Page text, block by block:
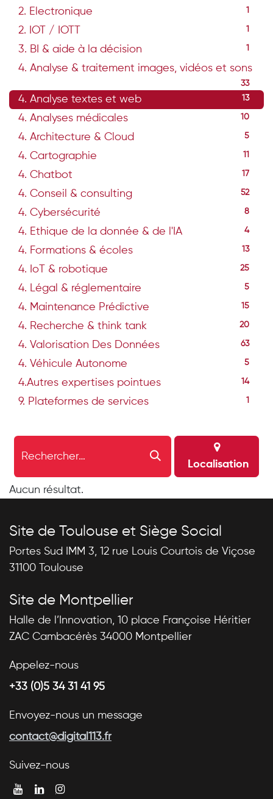
2. Electronique 1
2. IOT / IOTT 1
3. BI & aide à la décision 1
4. Analyse & traitement images, vidéos et sons
33
4. Analyse textes et web 13
4. Analyses médicales 10
4. Architecture & Cloud 5
4. Cartographie
4. Chatbot 17
4. Conseil & consulting 52
4. Cybersécurité 8
4. Ethique de la donnée & de l'IA 4
4. Formations & écoles 13
4. IoT & robotique 25
4. Légal & réglementaire 5
4. Maintenance Prédictive 15
4. Recherche & think tank 20
4. Valorisation Des Données 63
4. Véhicule Autonome 5
4.Autres expertises pointues 14
9. Plateformes de services
Localisation
Aucun résultat.
Site de Toulouse et Siège Social
Portes Sud IMM 3, 12 rue Louis Courtois de Viçose
31100 Toulouse
Site de Montpellier
Halle de l’Innovation, 10 place Françoise Héritier
ZAC Cambacérès 34000 Montpellier
Appelez-nous
+33 (0)5 34 31 41 95
Envoyez-nous un message
contact@digital113.fr
Suivez-nous